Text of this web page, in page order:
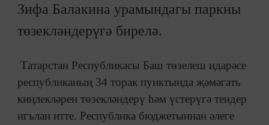
Зифа Балакина урамындагы паркны
төзекләндерүгә бирелә.
Татарстан Республикасы Баш төзелеш идарәсе
республиканың 34 торак пунктында җәмәгать
киңлекләрен төзекләндерү һәм үстерүгә тендер
игълан итте. Республика бюджетыннан әлеге